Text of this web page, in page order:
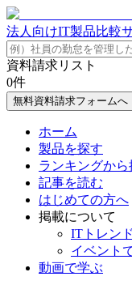
法人向けIT製品比較
資料請求リスト
0件
無料資料請求フォームへ
ホーム
製品を探す
ランキングから
記事を読む
はじめての方へ
掲載について
ITトレン
イベント
動画で学ぶ